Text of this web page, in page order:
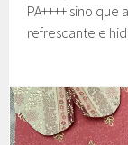
PA++++ sino
refrescante e